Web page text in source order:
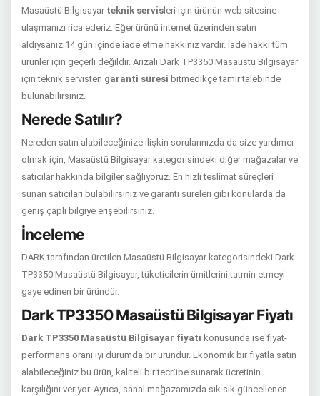
Masaüstü Bilgisayar teknik servis leri için ürünün web sitesine
ulaşmanızı rica ederiz. Eğer ürünü internet üzerinden satın
aldıysanız 14 gün içinde iade etme hakkınız vardır. İade hakkı tüm
ürünler için geçerli değildir. Arızalı Dark TP3350 Masaüstü Bilgisayar
için teknik servisten garanti süresi bitmedikçe tamir talebinde
bulunabilirsiniz.
Nerede Satılır?
Nereden satın alabileceğinize ilişkin sorularınızda da size yardımcı
olmak için, Masaüstü Bilgisayar kategorisindeki diğer mağazalar ve
satıcılar hakkında bilgiler sağlıyoruz. En hızlı teslimat süreçleri
sunan satıcıları bulabilirsiniz ve garanti süreleri gibi konularda da
geniş çaplı bilgiye erişebilirsiniz.
İnceleme
DARK tarafından üretilen Masaüstü Bilgisayar kategorisindeki Dark
TP3350 Masaüstü Bilgisayar, tüketicilerin ümitlerini tatmin etmeyi
gaye edinen bir üründür.
Dark TP3350 Masaüstü Bilgisayar Fiyatı
Dark TP3350 Masaüstü Bilgisayar fiyatı konusunda ise fiyat-
performans oranı iyi durumda bir üründür. Ekonomik bir fiyatla satın
alabileceğiniz bu ürün, kaliteli bir tecrübe sunarak ücretinin
karşılığını veriyor. Ayrıca, sanal mağazamızda sık sık güncellenen